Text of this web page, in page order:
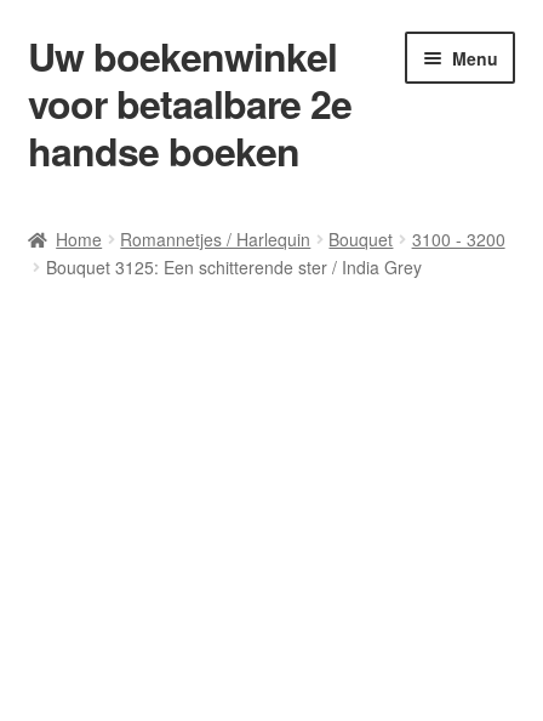
Ga
door
naar
navigatie
Ga
naar
de
inhoud
Uw boekenwinkel
voor betaalbare 2e
handse boeken
Menu
Afrekenen
Home Romannetjes / Harlequin Bouquet
3100 - 3200
Bouquet 3125: Een schitterende ster / India Grey